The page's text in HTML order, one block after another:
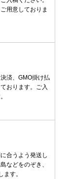
用意しておりま
済、GMO掛け払
おります。ご入
合うよう発送し
などをのぞき、
す。